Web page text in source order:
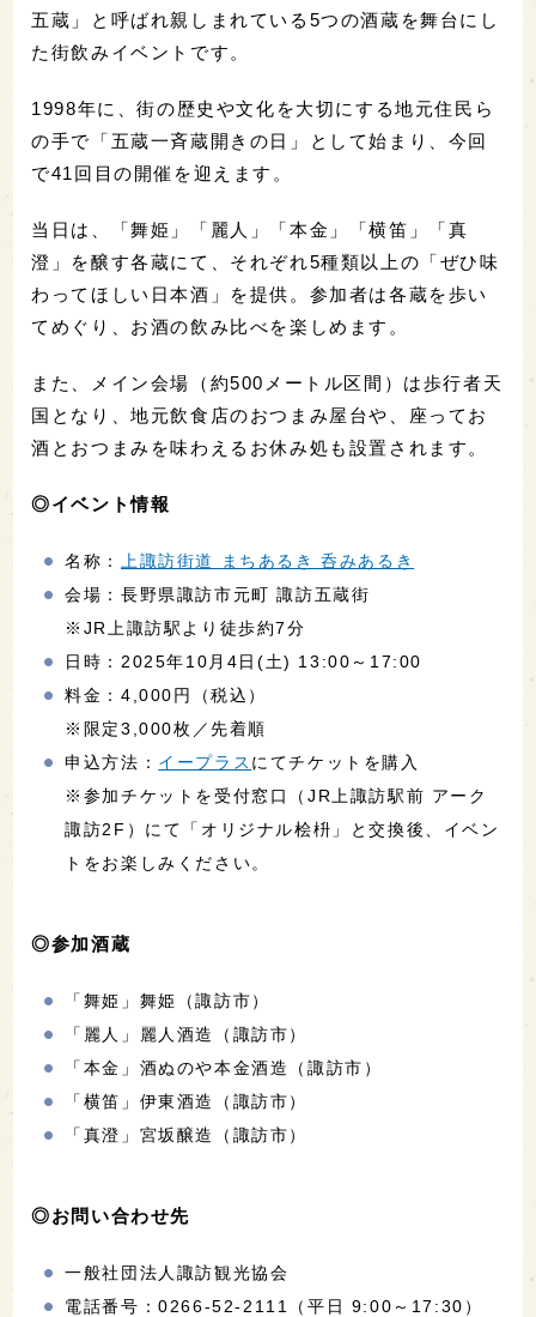
五蔵」と呼ばれ親しまれている5つの酒蔵を舞台にし
た街飲みイベントです。
1998年に、街の歴史や文化を大切にする地元住民ら
の手で「五蔵一斉蔵開きの日」として始まり、今回
で41回目の開催を迎えます。
当日は、「舞姫」「麗人」「本金」「横笛」「真
澄」を醸す各蔵にて、それぞれ5種類以上の「ぜひ味
わってほしい日本酒」を提供。参加者は各蔵を歩い
てめぐり、お酒の飲み比べを楽しめます。
また、メイン会場（約500メートル区間）は歩行者天
国となり、地元飲食店のおつまみ屋台や、座ってお
酒とおつまみを味わえるお休み処も設置されます。
◎イベント情報
名称：上諏訪街道 まちあるき 呑みあるき
会場：長野県諏訪市元町 諏訪五蔵街
※JR上諏訪駅より徒歩約7分
日時：2025年10月4日(土) 13:00～17:00
料金：4,000円（税込）
※限定3,000枚／先着順
申込方法： イープラス にてチケットを購入
※参加チケットを受付窓口（JR上諏訪駅前 アーク
諏訪2F）にて「オリジナル桧枡」と交換後、イベン
トをお楽しみください。
◎参加酒蔵
「舞姫」舞姫（諏訪市）
「麗人」麗人酒造（諏訪市）
「本金」酒ぬのや本金酒造（諏訪市）
「横笛」伊東酒造（諏訪市）
「真澄」宮坂醸造（諏訪市）
◎お問い合わせ先
一般社団法人諏訪観光協会
電話番号：0266-52-2111（平日 9:00～17:30）